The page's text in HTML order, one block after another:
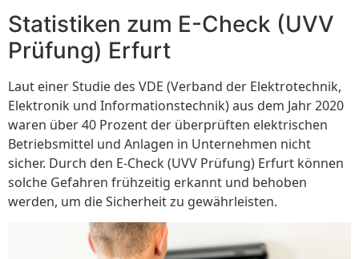
Statistiken zum E-Check (UVV
Prüfung) Erfurt
Laut einer Studie des VDE (Verband der Elektrotechnik,
Elektronik und Informationstechnik) aus dem Jahr 2020
waren über 40 Prozent der überprüften elektrischen
Betriebsmittel und Anlagen in Unternehmen nicht
sicher. Durch den E-Check (UVV Prüfung) Erfurt können
solche Gefahren frühzeitig erkannt und behoben
werden, um die Sicherheit zu gewährleisten.